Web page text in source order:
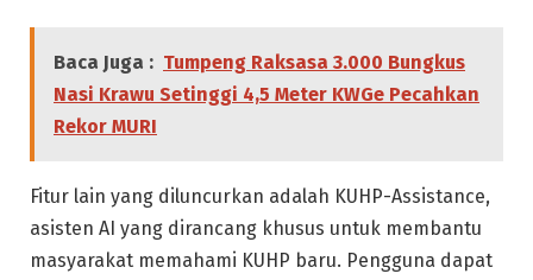
Baca Juga : Tumpeng Raksasa 3.000 Bungkus
Nasi Krawu Setinggi 4,5 Meter KWGe Pecahkan
Rekor MURI
Fitur lain yang diluncurkan adalah KUHP-Assistance,
asisten AI yang dirancang khusus untuk membantu
masyarakat memahami KUHP baru. Pengguna dapat